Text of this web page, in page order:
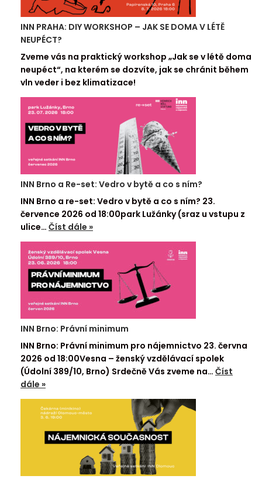
INN PRAHA: DIY WORKSHOP – JAK SE DOMA V LÉTĚ
NEUPÉCT?
Zveme vás na praktický workshop „Jak se v létě doma
neupéct“, na kterém se dozvíte, jak se chránit během
vln veder i bez klimatizace!
INN Brno a Re-set: Vedro v bytě a co s ním?
INN Brno a re-set: Vedro v bytě a co s ním? 23.
července 2026 od 18:00park Lužánky (sraz u vstupu z
ulice… Číst dále »
INN Brno: Právní minimum
INN Brno: Právní minimum pro nájemnictvo 23. června
2026 od 18:00Vesna – ženský vzdělávací spolek
(Údolní 389/10, Brno) Srdečně Vás zveme na… Číst
dále »